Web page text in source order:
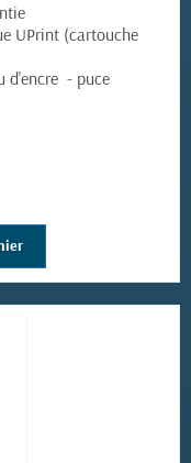
UPrint (cartouche
d'encre - puce